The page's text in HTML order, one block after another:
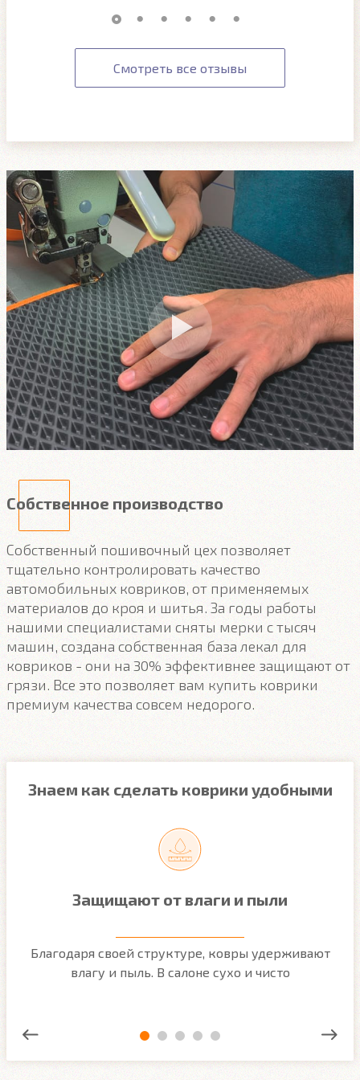
Смотреть все отзывы
Собственное производство
Собственный пошивочный цех позволяет
тщательно контролировать качество
автомобильных ковриков, от применяемых
материалов до кроя и шитья. За годы работы
нашими специалистами сняты мерки с тысяч
машин, создана собственная база лекал для
ковриков - они на 30% эффективнее защищают от
грязи. Все это позволяет вам купить коврики
премиум качества совсем недорого.
Знаем как сделать коврики удобными
Защищают от влаги и пыли
Благодаря своей структуре, ковры удерживают
влагу и пыль. В салоне сухо и чисто